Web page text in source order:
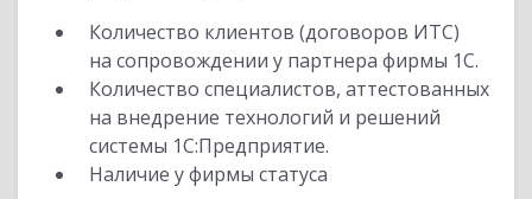
Количество клиентов (договоров ИТС)
на сопровождении у партнера фирмы 1С.
Количество специалистов, аттестованных
на внедрение технологий и решений
системы 1С:Предприятие.
Наличие у фирмы статуса